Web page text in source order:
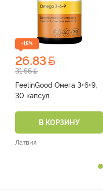
26.83
31.56
-15%
FeelinGood Омега 3+6+9,
30 капсул
В КОРЗИНУ
Латвия